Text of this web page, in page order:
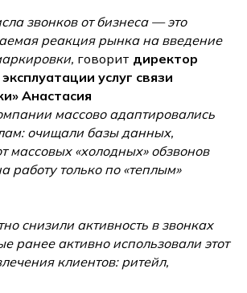
звонков от бизнеса — это
реакция рынка на введение
говорит директор
услуг связи
Анастасия
массово адаптировались
очищали базы данных,
массовых «холодных» обзвонов
работу только по «теплым»
снизили активность в звонках
ранее активно использовали этот
клиентов: ритейл,